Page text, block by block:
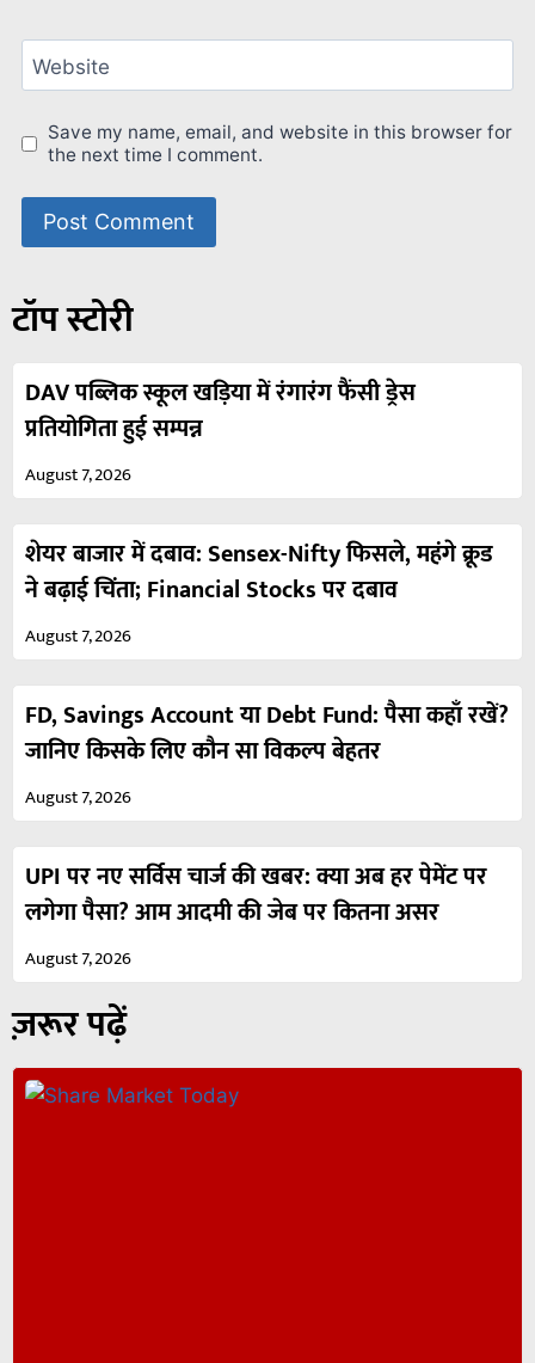
Website
Save my name, email, and website in this browser for
the next time I comment.
टॉप स्टोरी
DAV पब्लिक स्कूल खड़िया में रंगारंग फैंसी ड्रेस
प्रतियोगिता हुई सम्पन्न
August 7, 2026
शेयर बाजार में दबाव: Sensex-Nifty फिसले, महंगे क्रूड
ने बढ़ाई चिंता; Financial Stocks पर दबाव
August 7, 2026
FD, Savings Account या Debt Fund: पैसा कहाँ रखें?
जानिए किसके लिए कौन सा विकल्प बेहतर
August 7, 2026
UPI पर नए सर्विस चार्ज की खबर: क्या अब हर पेमेंट पर
लगेगा पैसा? आम आदमी की जेब पर कितना असर
August 7, 2026
ज़रूर पढ़ें